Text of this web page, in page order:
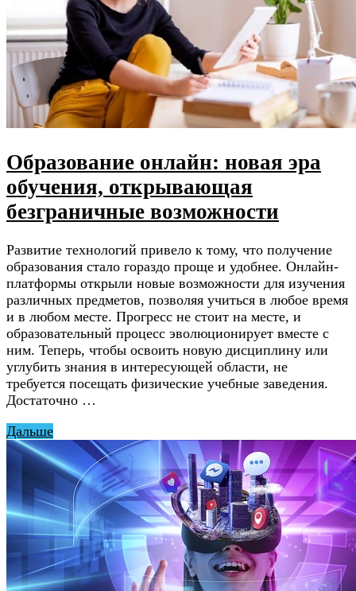
Образование онлайн: новая эра
обучения, открывающая
безграничные возможности
Развитие технологий привело к тому, что получение
образования стало гораздо проще и удобнее. Онлайн-
платформы открыли новые возможности для изучения
различных предметов, позволяя учиться в любое время
и в любом месте. Прогресс не стоит на месте, и
образовательный процесс эволюционирует вместе с
ним. Теперь, чтобы освоить новую дисциплину или
углубить знания в интересующей области, не
требуется посещать физические учебные заведения.
Достаточно …
Дальше